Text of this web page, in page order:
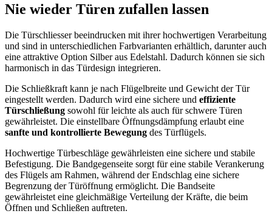
Nie wieder Türen zufallen lassen
Die Türschliesser beeindrucken mit ihrer hochwertigen Verarbeitung
und sind in unterschiedlichen Farbvarianten erhältlich, darunter auch
eine attraktive Option Silber aus Edelstahl. Dadurch können sie sich
harmonisch in das Türdesign integrieren.
Die Schließkraft kann je nach Flügelbreite und Gewicht der Tür
eingestellt werden. Dadurch wird eine sichere und effiziente
Türschließung sowohl für leichte als auch für schwere Türen
gewährleistet. Die einstellbare Öffnungsdämpfung erlaubt eine
sanfte und kontrollierte Bewegung des Türflügels.
Hochwertige Türbeschläge gewährleisten eine sichere und stabile
Befestigung. Die Bandgegenseite sorgt für eine stabile Verankerung
des Flügels am Rahmen, während der Endschlag eine sichere
Begrenzung der Türöffnung ermöglicht. Die Bandseite
gewährleistet eine gleichmäßige Verteilung der Kräfte, die beim
Öffnen und Schließen auftreten.